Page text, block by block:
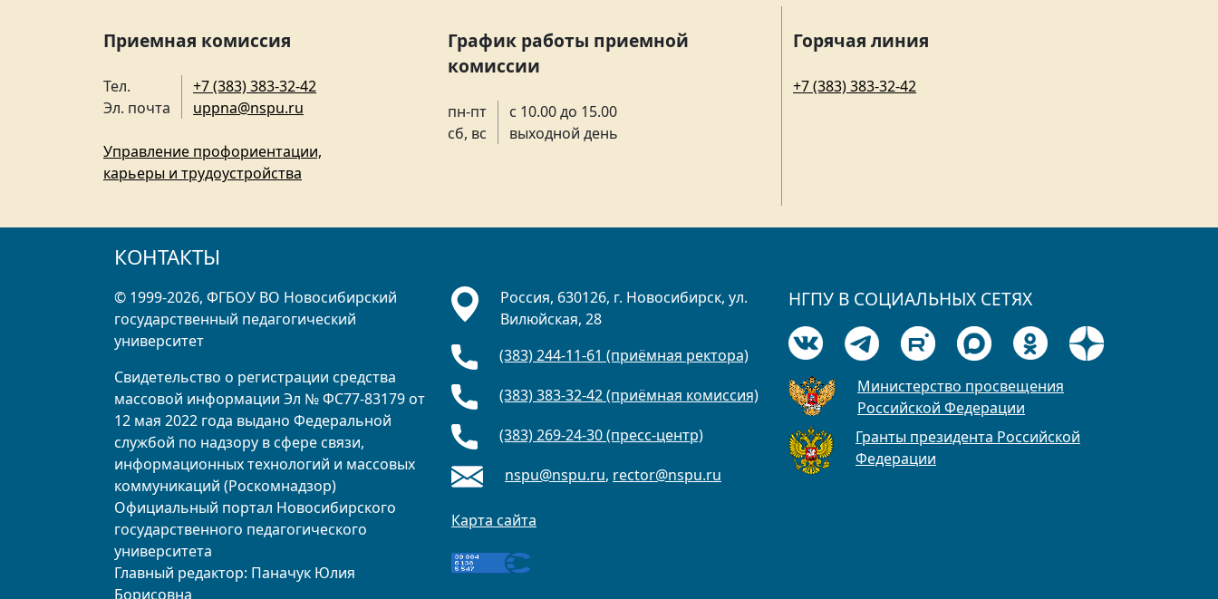
Приемная комиссия
Тел.
Эл. почта
+7 (383) 383-32-42
uppna@nspu.ru
Управление профориентации,
карьеры и трудоустройства
График работы приемной
комиссии
пн-пт
сб, вс
с 10.00 до 15.00
выходной день
Горячая линия
+7 (383) 383-32-42
КОНТАКТЫ
© 1999-2026, ФГБОУ ВО Новосибирский
государственный педагогический
университет
Свидетельство о регистрации средства
массовой информации Эл № ФС77-83179 от
12 мая 2022 года выдано Федеральной
службой по надзору в сфере связи,
информационных технологий и массовых
коммуникаций (Роскомнадзор)
Официальный портал Новосибирского
государственного педагогического
университета
Главный редактор: Паначук Юлия
Борисовна
Россия, 630126, г. Новосибирск, ул.
Вилюйская, 28
(383) 244-11-61 (приёмная ректора)
(383) 383-32-42 (приёмная комиссия)
(383) 269-24-30 (пресс-центр)
nspu@nspu.ru, rector@nspu.ru
Карта сайта
НГПУ В СОЦИАЛЬНЫХ СЕТЯХ
Министерство просвещения
Российской Федерации
Гранты президента Российской
Федерации